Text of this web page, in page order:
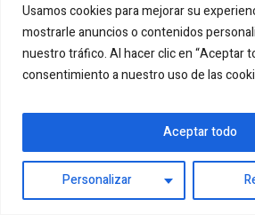
Usamos cookies para mejorar su
mostrarle anuncios o contenidos
nuestro tráfico. Al hacer clic en “Aceptar
consentimiento a nuestro uso de las
Personalizar
Aceptar todo
Cyberpunk
Extraterrestres
Inteligencia artificial
Posthumanismo
Folk-horror